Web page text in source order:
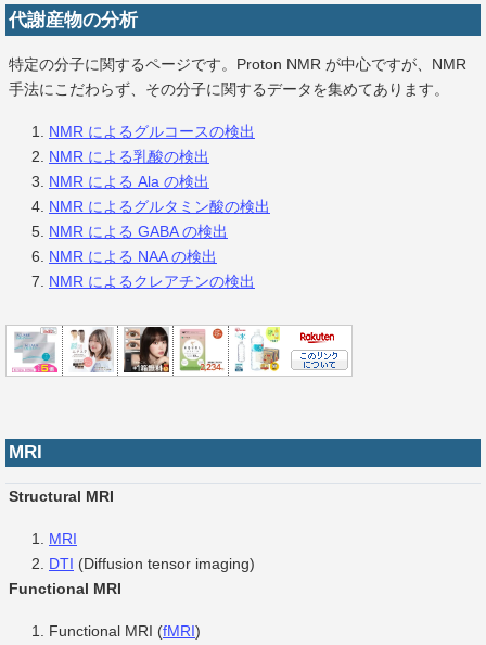
代謝産物の分析
特定の分子に関するページです。Proton NMR が中心ですが、NMR
手法にこだわらず、その分子に関するデータを集めてあります。
NMR によるグルコースの検出
NMR による乳酸の検出
NMR による Ala の検出
NMR によるグルタミン酸の検出
NMR による GABA の検出
NMR による NAA の検出
NMR によるクレアチンの検出
MRI
Structural MRI
MRI
DTI (Diffusion tensor imaging)
Functional MRI
Functional MRI (fMRI)